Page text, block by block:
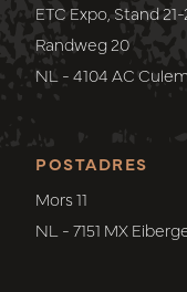
POSTADRES
Mors 11
NL - 7151 MX
ETC Expo, Stand
Randweg 20
NL - 4104 AC